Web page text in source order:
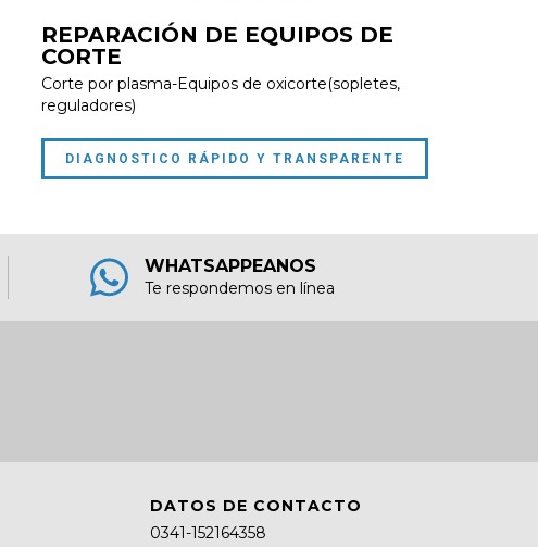
REPARACIÓN DE EQUIPOS DE
CORTE
Corte por plasma-Equipos de oxicorte(sopletes,
reguladores)
DIAGNOSTICO RÁPIDO Y TRANSPARENTE
WHATSAPPEANOS
Te respondemos en línea
DATOS DE CONTACTO
0341-152164358